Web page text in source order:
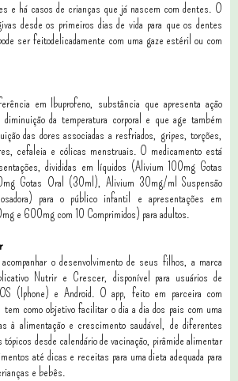
e há casos de crianças que já nascem com dentes. O
desde os primeiros dias de vida para que os dentes
ser feitodelicadamente com uma gaze estéril ou com
em Ibuprofeno, substância que apresenta ação
da temperatura corporal e que age também
das dores associadas a resfriados, gripes, torções,
cefaleia e cólicas menstruais. O medicamento está
divididas em líquidos (Alivium 100mg Gotas
Gotas Oral (30ml), Alivium 30mg/ml Suspensão
para o público infantil e apresentações em
e 600mg com 10 Comprimidos) para adultos.
o desenvolvimento de seus filhos, a marca
Nutrir e Crescer, disponível para usuários de
(Iphone) e Android. O app, feito em parceira com
como objetivo facilitar o dia a dia dos pais com uma
à alimentação e crescimento saudável, de diferentes
desde calendário de vacinação, pirâmide alimentar
até dicas e receitas para uma dieta adequada para
e bebês.